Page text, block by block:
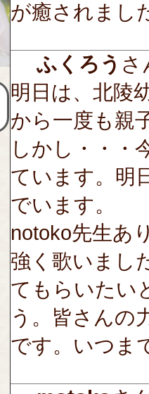
が癒されまし
ふくろう さ
明日は、北陵
から一度も親
しかし・・・
ています。明
でいます。
notoko先生あ
強く歌いまし
てもらいたい
う。皆さんの
です。いつま